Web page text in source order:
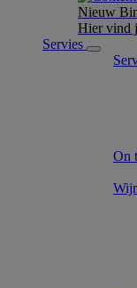
Nieuw
Hier vind
Servies
On